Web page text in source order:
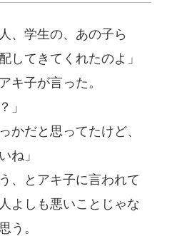
、学生の、あの子ら
してきてくれたのよ」
キ子が言った。
」
かだと思ってたけど、
ね」
、とアキ子に言われて
よしも悪いことじゃな
う。